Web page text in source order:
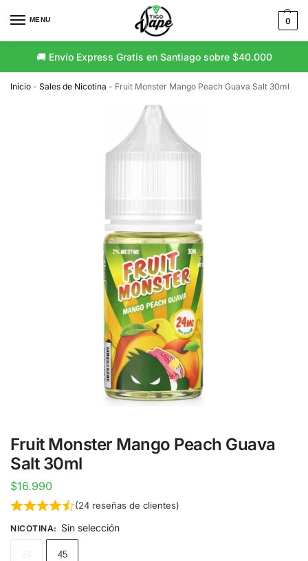
MENU 0
🚚 Envío Express Gratis en Santiago sobre $40.000
🚛 Envío Gratis a Regiones sobre $80.000
Inicio - Sales de Nicotina - Fruit Monster Mango Peach Guava Salt 30ml
Fruit Monster Mango Peach Guava
Salt 30ml
$16.990
(24reseñas de clientes)
NICOTINA: Sin selección
45